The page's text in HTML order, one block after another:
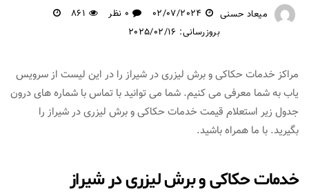
میعاد حسنی 02/07/2024 0 نظر
861
بروزرسانی: 2025/02/16
مراکز خدمات حکاکی و برش لیزری در شیراز را در این لیست از سرویس
یاب به شما معرفی می کنیم. شما می توانید با تماس با شماره های درون
جدول زیر استعلام قیمت خدمات حکاکی و برش لیزری در شیراز را
بگیرید. با ما همراه باشید.
خدمات حکاکی و برش لیزری در شیراز